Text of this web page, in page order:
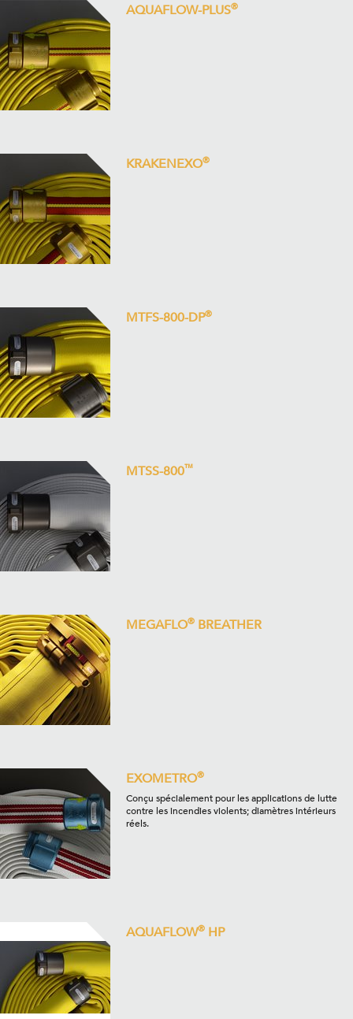
AQUAFLOW-PLUS®
KRAKENEXO®
MTFS-800-DP®
MTSS-800™
MEGAFLO® BREATHER
EXOMETRO®
Conçu spécialement pour les applications de lutte
contre les incendies violents; diamètres intérieurs
réels.
AQUAFLOW® HP